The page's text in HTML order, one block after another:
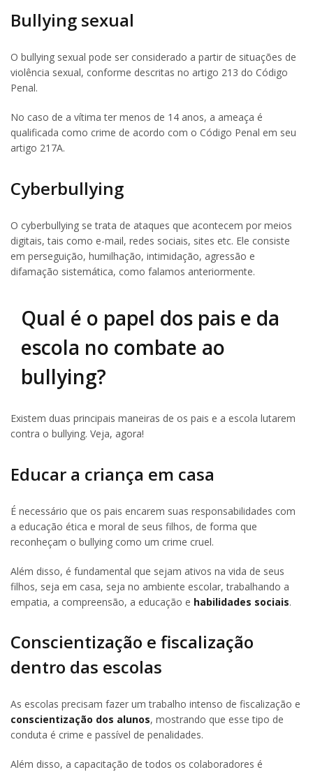
Bullying sexual
O bullying sexual pode ser considerado a partir de situações de
violência sexual, conforme descritas no artigo 213 do Código
Penal.
No caso de a vítima ter menos de 14 anos, a ameaça é
qualificada como crime de acordo com o Código Penal em seu
artigo 217A.
Cyberbullying
O cyberbullying se trata de ataques que acontecem por meios
digitais, tais como e-mail, redes sociais, sites etc. Ele consiste
em perseguição, humilhação, intimidação, agressão e
difamação sistemática, como falamos anteriormente.
Qual é o papel dos pais e da
escola no combate ao
bullying?
Existem duas principais maneiras de os pais e a escola lutarem
contra o bullying. Veja, agora!
Educar a criança em casa
É necessário que os pais encarem suas responsabilidades com
a educação ética e moral de seus filhos, de forma que
reconheçam o bullying como um crime cruel.
Além disso, é fundamental que sejam ativos na vida de seus
filhos, seja em casa, seja no ambiente escolar, trabalhando a
empatia, a compreensão, a educação e habilidades sociais.
Conscientização e fiscalização
dentro das escolas
As escolas precisam fazer um trabalho intenso de fiscalização e
conscientização dos alunos, mostrando que esse tipo de
conduta é crime e passível de penalidades.
Além disso, a capacitação de todos os colaboradores é